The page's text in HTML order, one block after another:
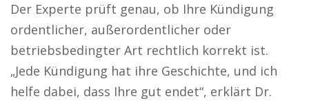
Der Experte prüft genau, ob Ihre Kündigung
ordentlicher, außerordentlicher oder
betriebsbedingter Art rechtlich korrekt ist.
„Jede Kündigung hat ihre Geschichte, und ich
helfe dabei, dass Ihre gut endet“, erklärt Dr.